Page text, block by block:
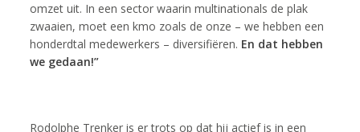
omzet uit. In een sector waarin multinationals de plak
zwaaien, moet een kmo zoals de onze – we hebben een
honderdtal medewerkers – diversifiëren. En dat hebben
we gedaan!”
Rodolphe Trenker is er trots op dat hij actief is in een